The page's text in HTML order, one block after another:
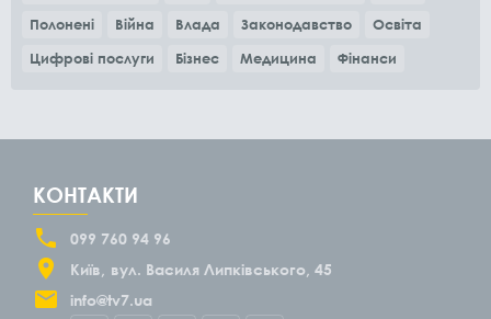
Полонені
Війна Влада Законодавство
Освіта
Цифрові послуги
Бізнес Медицина Фінанси
КОНТАКТИ
099 760 94 96
Київ
вул. Василя Липківського, 45
info@tv7.ua